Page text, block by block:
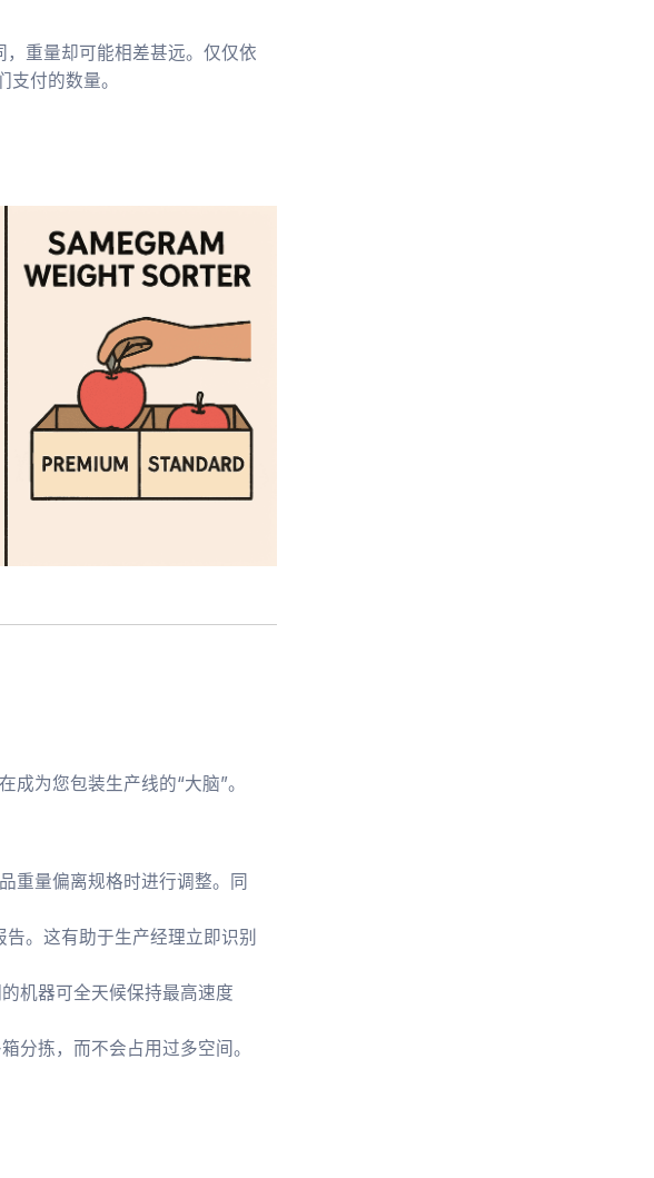
重量却可能相差甚远。仅仅依
付的数量。
为您包装生产线的“大脑”。
重量偏离规格时进行调整。同
。这有助于生产经理立即识别
机器可全天候保持最高速度
分拣，而不会占用过多空间。